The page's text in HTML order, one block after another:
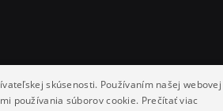
skúsenosti. Používaním našej
používania súborov cookie. Prečítať viac